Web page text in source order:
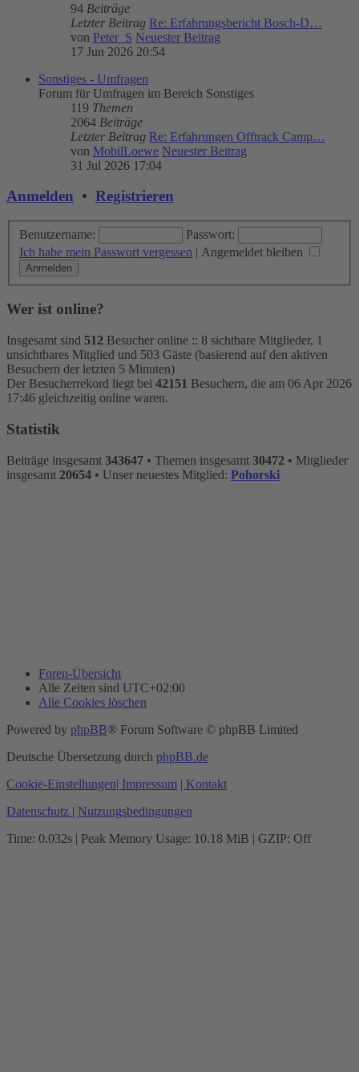
94 Beiträge
Letzter Beitrag Re: Erfahrungsbericht Bosch-D…
von Peter_S Neuester Beitrag
17 Jun 2026 20:54
Sonstiges - Umfragen
Forum für Umfragen im Bereich Sonstiges
119 Themen
2064 Beiträge
Letzter Beitrag Re: Erfahrungen Offtrack Camp…
von MobilLoewe Neuester Beitrag
31 Jul 2026 17:04
Anmelden • Registrieren
Benutzername:
Passwort:
Ich habe mein Passwort vergessen | Angemeldet bleiben
Wer ist online?
Insgesamt sind 512 Besucher online :: 8 sichtbare Mitglieder, 1
unsichtbares Mitglied und 503 Gäste (basierend auf den aktiven
Besuchern der letzten 5 Minuten)
Der Besucherrekord liegt bei 42151 Besuchern, die am 06 Apr 2026
17:46 gleichzeitig online waren.
Statistik
Beiträge insgesamt 343647 • Themen insgesamt 30472 • Mitglieder
insgesamt 20654 • Unser neuestes Mitglied: Pohorski
Foren-Übersicht
Alle Zeiten sind UTC+02:00
Alle Cookies löschen
Powered by phpBB® Forum Software © phpBB Limited
Deutsche Übersetzung durch phpBB.de
Cookie-Einstellungen| Impressum | Kontakt
Datenschutz | Nutzungsbedingungen
Time: 0.032s | Peak Memory Usage: 10.18 MiB | GZIP: Off